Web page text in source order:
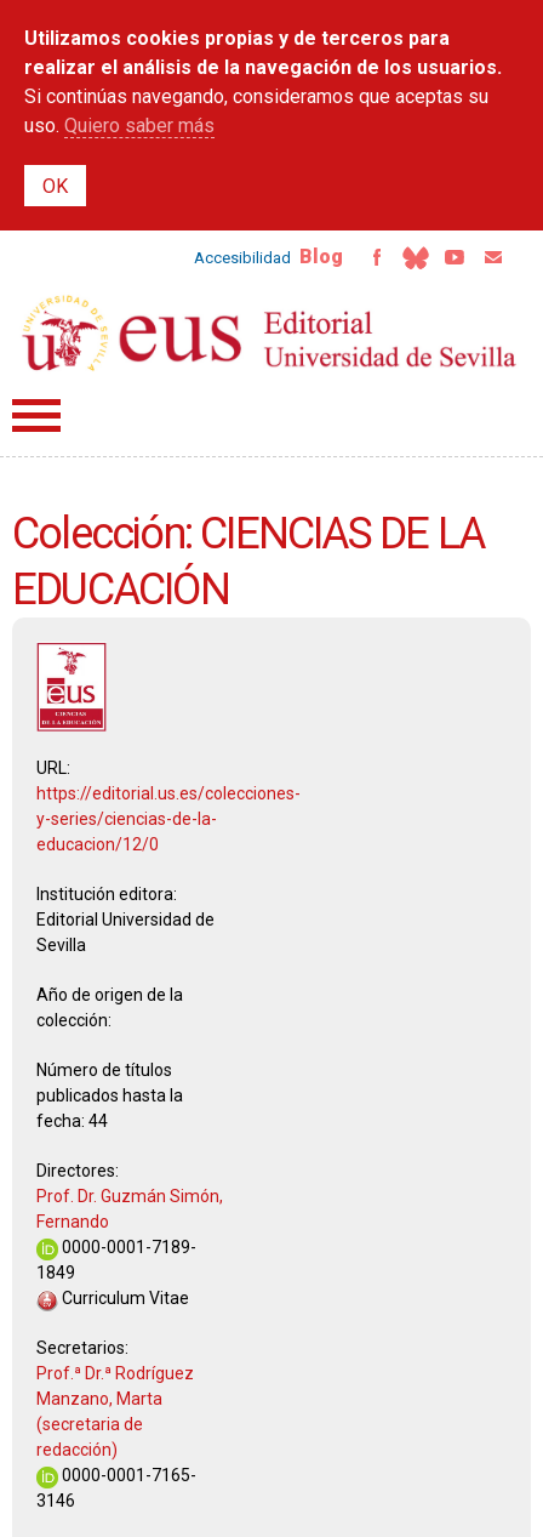
contenido
principal
Utilizamos cookies propias y de terceros para
realizar el análisis de la navegación de los usuarios.
Si continúas navegando, consideramos que aceptas su
uso. Quiero saber más
Accesibilidad Blog
Colección: CIENCIAS DE LA
EDUCACIÓN
URL:
https://editorial.us.es/colecciones-
y-series/ciencias-de-la-
educacion/12/0
Institución editora:
Editorial Universidad de
Sevilla
Año de origen de la
colección:
Número de títulos
publicados hasta la
fecha: 44
Directores:
Prof. Dr. Guzmán Simón,
Fernando
0000-0001-7189-
1849
Curriculum Vitae
Secretarios:
Prof.ª Dr.ª Rodríguez
Manzano, Marta
(secretaria de
redacción)
0000-0001-7165-
3146